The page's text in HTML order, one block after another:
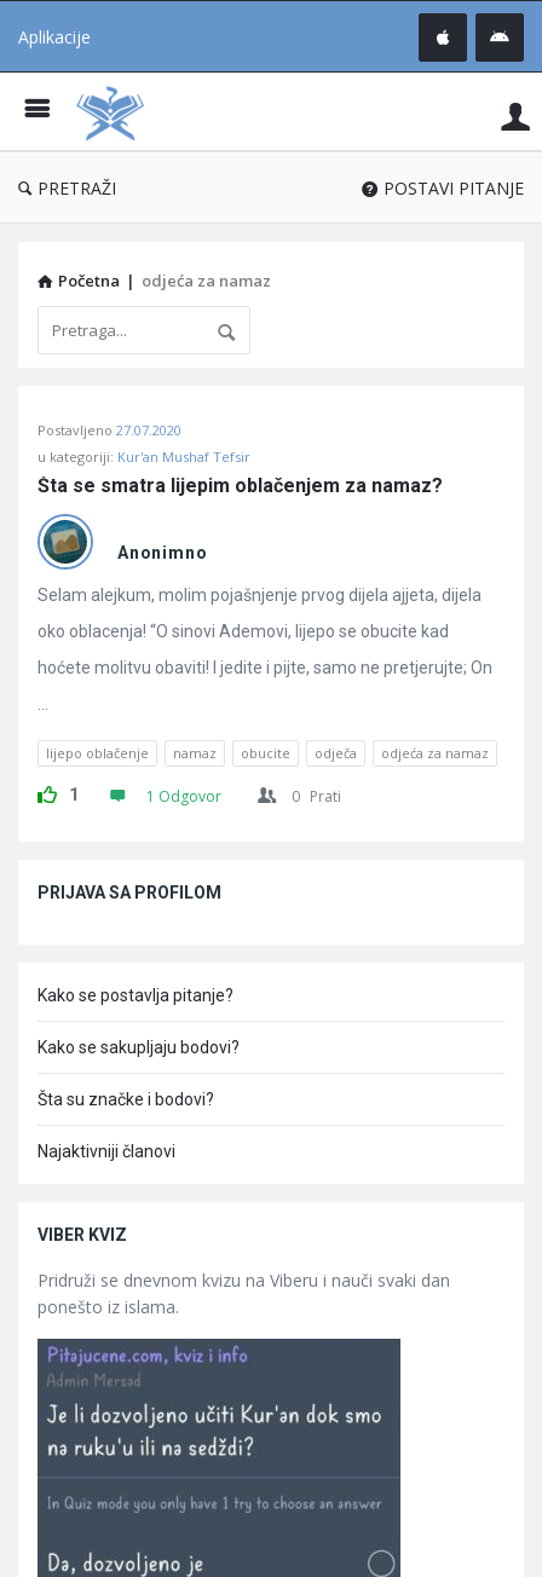
Aplikacije
®
PRETRAŽI POSTAVI PITANJE
Početna | odjeća za namaz
Učene
Latest
Pitanja
Postavljeno 27.07.2020
u kategoriji: Kur'an Mushaf Tefsir
Šta se smatra lijepim oblačenjem za namaz?
Anonimno
Selam alejkum, molim pojašnjenje prvog dijela ajjeta, dijela
oko oblacenja! “O sinovi Ademovi, lijepo se obucite kad
hoćete molitvu obaviti! I jedite i pijte, samo ne pretjerujte; On
lijepo oblačenje namaz obucite odječa odjeća za namaz
1 1 Odgovor 0 Prati
PRIJAVA SA PROFILOM
Kako se postavlja pitanje?
Kako se sakupljaju bodovi?
Šta su značke i bodovi?
Najaktivniji članovi
VIBER KVIZ
Pridruži se dnevnom kvizu na Viberu i nauči svaki dan
ponešto iz islama.